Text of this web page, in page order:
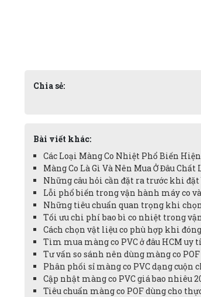
Chia sẻ:
Bài viết khác:
Các Loại Màng Co Nhiệt Phổ Biến
Màng Co Là Gì Và Nên Mua Ở Đâu
Những câu hỏi cần đặt ra trước khi
Lỗi phổ biến trong vận hành máy co
Những tiêu chuẩn quan trọng khi
Tối ưu chi phí bao bì co nhiệt trong
Cách chọn vật liệu co phù hợp khi
Tìm mua màng co PVC ở đâu HCM uy
Tư vấn so sánh nên dùng màng co
Phân phối sỉ màng co PVC dạng cuộn
Cập nhật màng co PVC giá bao nhiêu
Tiêu chuẩn màng co POF dùng cho